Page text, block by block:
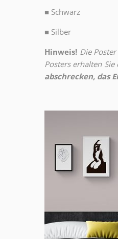
■ Schwarz
■ Silber
Hinweis! Die
Posters erhalten
abschrecken, das